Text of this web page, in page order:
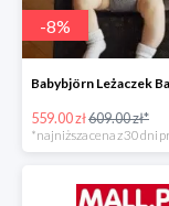
-8%
Babybjörn Leżaczek
559.00 zł609.00 zł*